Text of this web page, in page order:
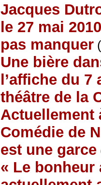
Jacques
le 27 mai
pas manquer
Une bière
l’affiche du 7
théâtre de la
Actuellement
Comédie de
est une garce
« Le bonheur